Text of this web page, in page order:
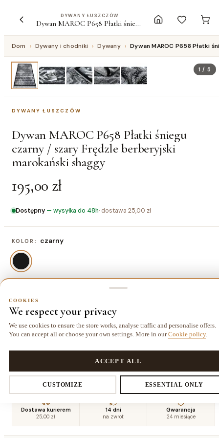
DYWANY ŁUSZCZÓW
Dywan MAROC P658 Płatki śniegu czarny / szary Frędzle berberyjski marokański shaggy
Dom › Dywany i chodniki › Dywany › Dywan MAROC P658 Płatki
1 /5
DYWANY ŁUSZCZÓW
Dywan MAROC P658 Płatki śniegu
czarny / szary Frędzle berberyjski
marokański shaggy
195,00 zł
Dostępny — wysyłka do 48h· dostawa 25,00 zł
KOLOR: czarny
80x150 cm
195,00 zł
120x170 cm
325,00 zł 429,00 zł
cm
565,50 zł
180x270
200x290
Dostawa kurierem
25,00 zł
14 dni
na zwrot
Gwarancja
24 miesiące
COOKIES
We respect your privacy
We use cookies to ensure the store works, analyse traffic and personalise offers.
You can accept all or choose your own settings. More in our Cookie policy.
CUSTOMIZE ESSENTIAL ONLY
ACCEPT ALL
You decide which data we collect. Necessary cookies are required for
the store and cart. The rest you enable voluntarily.